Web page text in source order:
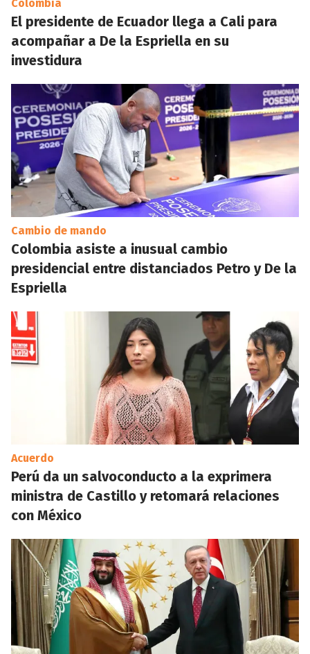
Colombia
El presidente de Ecuador llega a Cali para
acompañar a De la Espriella en su
investidura
Cambio de mando
Colombia asiste a inusual cambio
presidencial entre distanciados Petro y De la
Espriella
Acuerdo
Perú da un salvoconducto a la exprimera
ministra de Castillo y retomará relaciones
con México